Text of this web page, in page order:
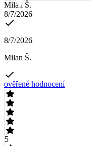
Milan Š.
8/7/2026
8/7/2026
Milan Š.
ověřené hodnocení
5